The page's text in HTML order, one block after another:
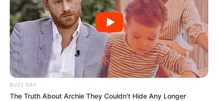
BUZZ DAY
The Truth About Archie They Couldn't Hide Any Longer